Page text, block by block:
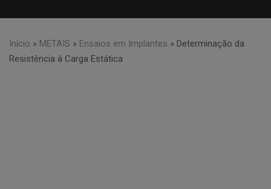
Início » METAIS » Ensaios em Implantes » Determinação da
Resistência à Carga Estática